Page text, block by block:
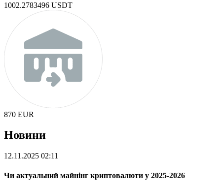
1002.2783496 USDT
870 EUR
Новини
12.11.2025 02:11
Чи актуальний майнінг криптовалюти у 2025-2026